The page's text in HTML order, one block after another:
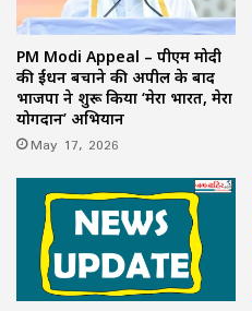
PM Modi Appeal – पीएम मोदी
की ईंधन बचाने की अपील के बाद
भाजपा ने शुरू किया ‘मेरा भारत, मेरा
योगदान’ अभियान
May 17, 2026